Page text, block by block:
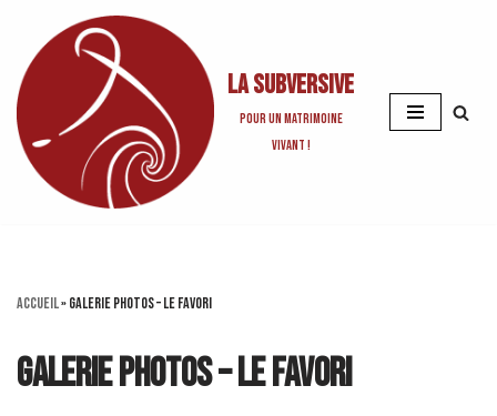
Aller
au
contenu
La Subversive
Pour un matrimoine
vivant !
Accueil»GALERIE PHOTOS – Le Favori
GALERIE PHOTOS – Le Favori